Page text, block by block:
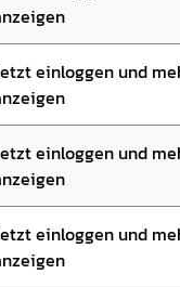
einloggen und
einloggen und
einloggen und